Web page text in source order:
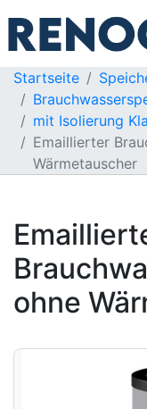
Startseite
mit Isolierung
Emaillierter
Wärmetauscher
ohne